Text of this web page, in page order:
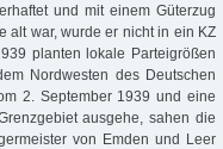
und mit einem Güterzug
alt war, wurde er nicht in ein KZ
planten lokale Parteigrößen
Nordwesten des Deutschen
2. September 1939 und eine
ausgehe, sahen die
von Emden und Leer